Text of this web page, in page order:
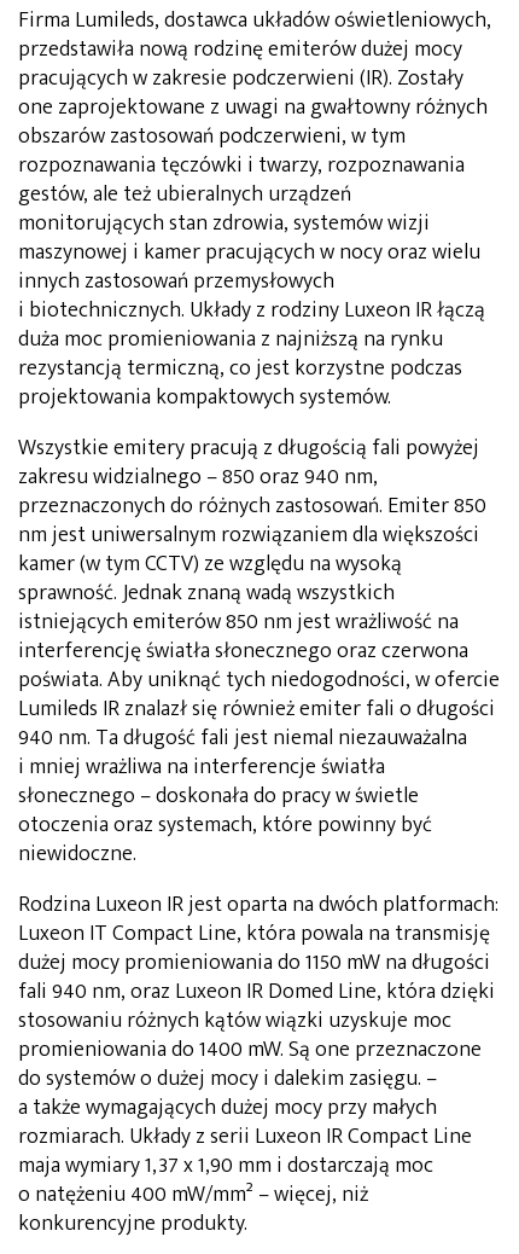
Firma Lumileds, dostawca układów oświetleniowych,
przedstawiła nową rodzinę emiterów dużej mocy
pracujących w zakresie podczerwieni (IR). Zostały
one zaprojektowane z uwagi na gwałtowny różnych
obszarów zastosowań podczerwieni, w tym
rozpoznawania tęczówki i twarzy, rozpoznawania
gestów, ale też ubieralnych urządzeń
monitorujących stan zdrowia, systemów wizji
maszynowej i kamer pracujących w nocy oraz wielu
innych zastosowań przemysłowych
i biotechnicznych. Układy z rodziny Luxeon IR łączą
duża moc promieniowania z najniższą na rynku
rezystancją termiczną, co jest korzystne podczas
projektowania kompaktowych systemów.
Wszystkie emitery pracują z długością fali powyżej
zakresu widzialnego – 850 oraz 940 nm,
przeznaczonych do różnych zastosowań. Emiter 850
nm jest uniwersalnym rozwiązaniem dla większości
kamer (w tym CCTV) ze względu na wysoką
sprawność. Jednak znaną wadą wszystkich
istniejących emiterów 850 nm jest wrażliwość na
interferencję światła słonecznego oraz czerwona
poświata. Aby uniknąć tych niedogodności, w ofercie
Lumileds IR znalazł się również emiter fali o długości
940 nm. Ta długość fali jest niemal niezauważalna
i mniej wrażliwa na interferencje światła
słonecznego – doskonała do pracy w świetle
otoczenia oraz systemach, które powinny być
niewidoczne.
Rodzina Luxeon IR jest oparta na dwóch platformach:
Luxeon IT Compact Line, która powala na transmisję
dużej mocy promieniowania do 1150 mW na długości
fali 940 nm, oraz Luxeon IR Domed Line, która dzięki
stosowaniu różnych kątów wiązki uzyskuje moc
promieniowania do 1400 mW. Są one przeznaczone
do systemów o dużej mocy i dalekim zasięgu. –
a także wymagających dużej mocy przy małych
rozmiarach. Układy z serii Luxeon IR Compact Line
maja wymiary 1,37 x 1,90 mm i dostarczają moc
o natężeniu 400 mW/mm² – więcej, niż
konkurencyjne produkty.